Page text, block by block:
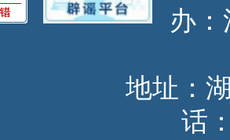
办
地址：
话